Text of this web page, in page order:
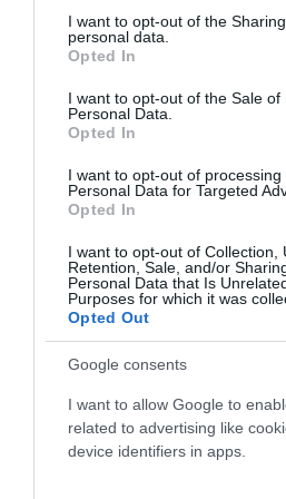
not limited to your visit or usage
grant or deny consent to Google
use your data for below specified
consent section.
I want to opt-out of the
personal data.
Opted In
I want to opt-out of the Sale of
Personal Data.
Opted In
I want to opt-out of processing
Personal Data for Targeted
Opted In
I want to opt-out of Collection,
Retention, Sale, and/or
Personal Data that Is
Purposes for which it was
Opted Out
Google consents
I want to allow Google to
related to advertising like
device identifiers in apps.
Ισοπαλία με την
Το τμήμα σκάκι του
στο πρωτάθλημα της Α' Εθνικής.
08.07.2026 ΣΚΑΚΙ
ΤΕΛΕΥΤΑΙΑ ΝΕΑ